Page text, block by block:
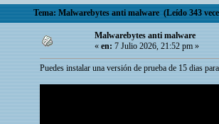
Tema: Malwarebytes anti malware (Leído 343
Malwarebytes anti malware
«en:7 Julio 2026, 21:52 pm »
Puedes instalar una versión de prueba de 15 dias